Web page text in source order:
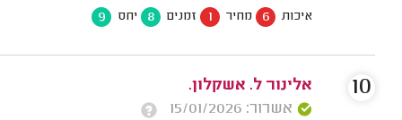
איכות 6 מחיר 1 זמנים 8 יחס 9
אלינור ל. אשקלון.
אשרור: 15/01/2026
10